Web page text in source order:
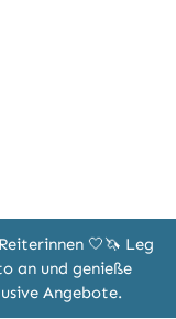
🤍🦄 Leg
an und genieße
Angebote.